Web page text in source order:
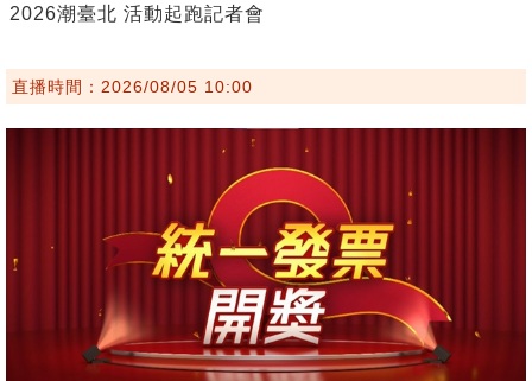
2026潮臺北 活動起跑記者會
直播時間：2026/08/05 10:00